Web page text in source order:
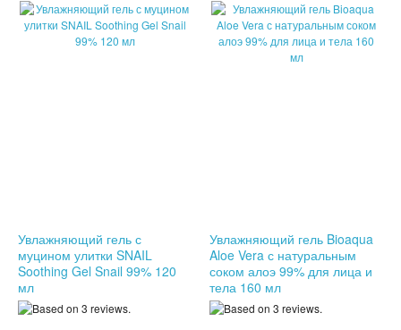
КОЖГАЛАНТЕРЕЯ
ТОВАРЫ ДЛЯ ДЕТЕЙ
ПОДАРКИ И СУВЕНИРЫ
ПОДАРКИ ДЛЯ ДЕВУШЕК
Увлажняющий гель с
муцином улитки SNAIL
Soothing Gel Snail 99% 120
мл
Увлажняющий гель Bioaqua
Aloe Vera с натуральным
соком алоэ 99% для лица и
тела 160 мл